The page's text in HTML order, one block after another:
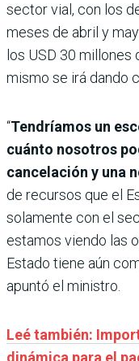
sector vial, con los
meses de abril y
los USD 30
mismo se irá dando
“Tendríamos un
cuánto nosotros
cancelación y una
de recursos que el
solamente con el
estamos viendo las
Estado tiene aún
apuntó el ministro.
Leé también:
dinámica para el